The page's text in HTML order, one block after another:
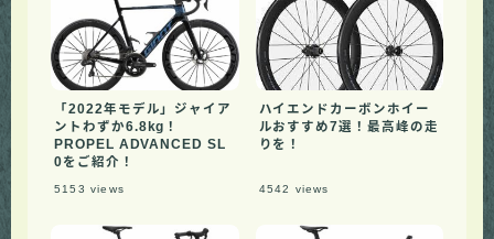
「2022年モデル」ジャイア
ントわずか6.8kg！
PROPEL ADVANCED SL
0をご紹介！
5153 views
ハイエンドカーボンホイー
ルおすすめ7選！最高峰の走
りを！
4542 views